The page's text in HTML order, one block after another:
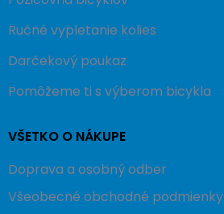
Ručné vypletanie kolies
Darčekový poukaz
Pomôžeme ti s výberom bicykla
VŠETKO O NÁKUPE
Doprava a osobný odber
Všeobecné obchodné podmienky